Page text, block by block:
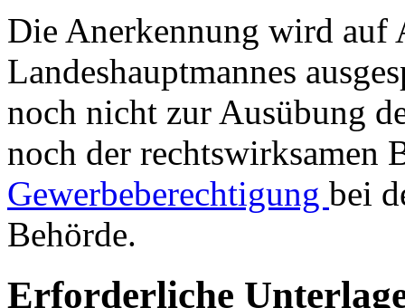
Die Anerkennung wird auf
Landeshauptmannes
noch nicht zur Ausübung
noch der rechtswirksamen
Gewerbeberechtigung bei
Behörde.
Erforderliche